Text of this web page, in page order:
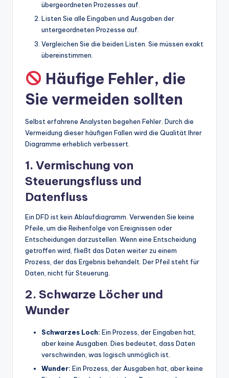
übergeordneten Prozesses auf.
Listen Sie alle Eingaben und Ausgaben der
untergeordneten Prozesse auf.
Vergleichen Sie die beiden Listen. Sie müssen exakt
übereinstimmen.
Häufige Fehler, die
Sie vermeiden sollten
Selbst erfahrene Analysten begehen Fehler. Durch die
Vermeidung dieser häufigen Fallen wird die Qualität Ihrer
Diagramme erheblich verbessert.
1. Vermischung von
Steuerungsfluss und
Datenfluss
Ein DFD ist kein Ablaufdiagramm. Verwenden Sie keine
Pfeile, um die Reihenfolge von Ereignissen oder
Entscheidungen darzustellen. Wenn eine Entscheidung
getroffen wird, fließt das Daten weiter zu einem
Prozess, der das Ergebnis behandelt. Der Pfeil steht für
Daten, nicht für Steuerung.
2. Schwarze Löcher und
Wunder
Schwarzes Loch: Ein Prozess, der Eingaben hat,
aber keine Ausgaben. Dies bedeutet, dass Daten
verschwinden, was logisch unmöglich ist.
Wunder: Ein Prozess, der Ausgaben hat, aber keine